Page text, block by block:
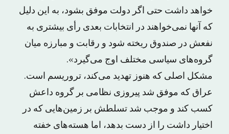
خواهد داشت حتی اگر دولت موفق بشود، به این دلیل
که آنها نمی‌خواهند در انتخابات بعدی رأی بیشتری به
نفعش در صندوق ریخته شود و رقابت و مبارزه میان
گروه‌های سیاسی مختلف اوج می‌گیرد».
مشکل اصلی که هنوز تهدید می‌کند، تروریسم است.
عراق که موفق شد پیروزی نظامی بر گروه داعش
کسب کند و موجب شد تسلطش بر زمین‌هایی که در
اختیار داشت را از دست بدهد، اما هسته‌های خفته